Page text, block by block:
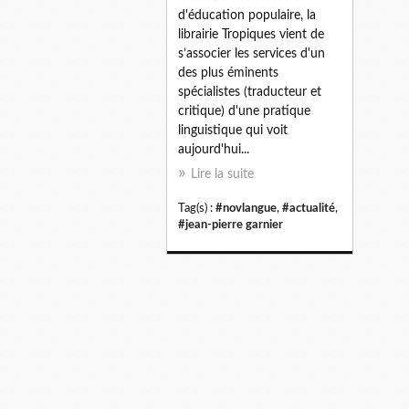
d'éducation populaire, la
librairie Tropiques vient de
s’associer les services d'un
des plus éminents
spécialistes (traducteur et
critique) d'une pratique
linguistique qui voit
aujourd'hui...
Lire la suite
Tag(s) : #novlangue, #actualité,
#jean-pierre garnier